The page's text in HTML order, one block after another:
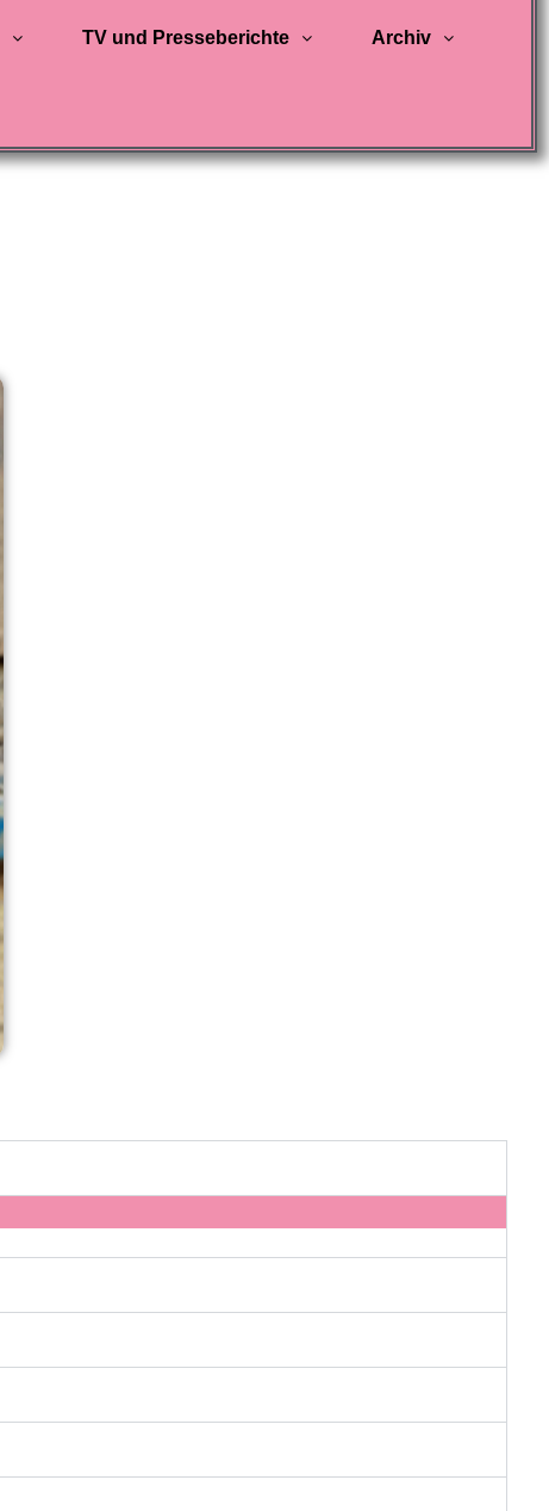
TV und Presseberichte Archiv